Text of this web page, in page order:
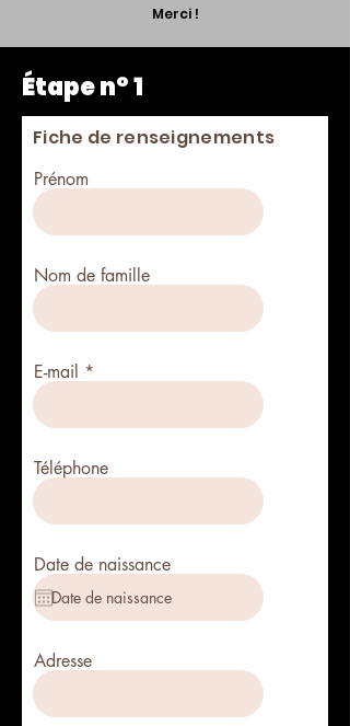
Merci !
Étape n° 1
Fiche de renseignements
Prénom
Nom de famille
E-mail
Téléphone
Date de naissance
Adresse